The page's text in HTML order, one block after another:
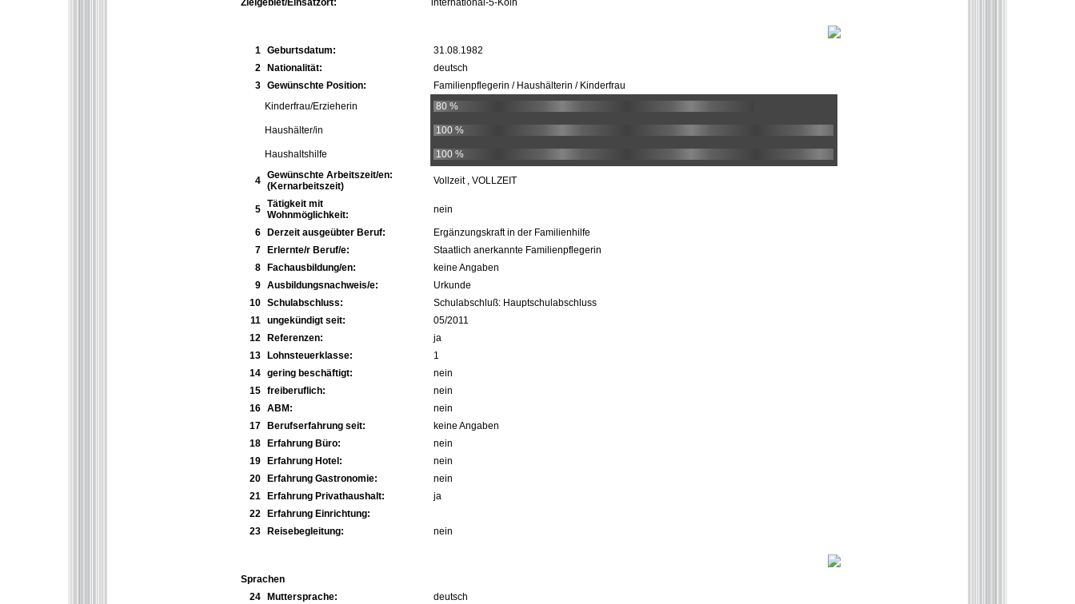
Zielgebiet/Einsatzort: international-5-Köln
1 Geburtsdatum:
31.08.1982
2
Nationalität:
deutsch
3 Gewünschte Position:
Familienpflegerin / Haushälterin / Kinderfrau
Kinderfrau/Erzieherin
80 %
Haushälter/in 100 %
Haushaltshilfe 100 %
4 Gewünschte Arbeitszeit/en:
(Kernarbeitszeit)
Vollzeit , VOLLZEIT
5 Tätigkeit mit
Wohnmöglichkeit:
nein
6 Derzeit ausgeübter Beruf:
Ergänzungskraft in der Familienhilfe
7
Erlernte/r Beruf/e:
Staatlich anerkannte Familienpflegerin
8
Fachausbildung/en:
keine Angaben
9 Ausbildungsnachweis/e:
Urkunde
10 Schulabschluss:
Schulabschluß: Hauptschulabschluss
11 ungekündigt seit:
05/2011
12
Referenzen:
ja
13
Lohnsteuerklasse:
1
14 gering beschäftigt:
nein
15 freiberuflich:
nein
16 ABM:
nein
17
Berufserfahrung seit:
keine Angaben
18
Erfahrung Büro:
nein
19
Erfahrung Hotel:
nein
20
Erfahrung Gastronomie:
nein
21
Erfahrung Privathaushalt:
ja
22
Erfahrung Einrichtung:
23
Reisebegleitung: nein
Sprachen
24
Muttersprache:
deutsch